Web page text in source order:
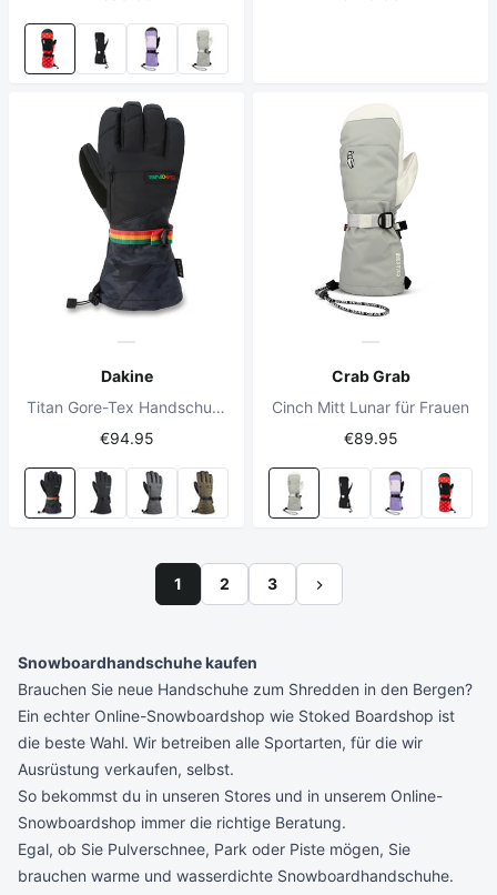
Dakine
Titan Gore-Tex Handschuh Schwarz Vintage Camo
€94.95
Crab Grab
Cinch Mitt Lunar für Frauen
€89.95
1 2 3
Snowboardhandschuhe kaufen
Brauchen Sie neue Handschuhe zum Shredden in den Bergen?
Ein echter Online-Snowboardshop wie Stoked Boardshop ist
die beste Wahl. Wir betreiben alle Sportarten, für die wir
Ausrüstung verkaufen, selbst.
So bekommst du in unseren Stores und in unserem Online-
Snowboardshop immer die richtige Beratung.
Egal, ob Sie Pulverschnee, Park oder Piste mögen, Sie
brauchen warme und wasserdichte Snowboardhandschuhe.